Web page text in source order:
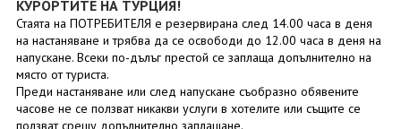
КУРОРТИТЕ НА ТУРЦИЯ!
Стаята на ПОТРЕБИТЕЛЯ е резервирана след 14.00 часа в деня
на настаняване и трябва да се освободи до 12.00 часа в деня на
напускане. Всеки по-дълъг престой се заплаща допълнително на
място от туриста.
Преди настаняване или след напускане съобразно обявените
часове не се ползват никакви услуги в хотелите или същите се
ползват срещу допълнително заплащане.